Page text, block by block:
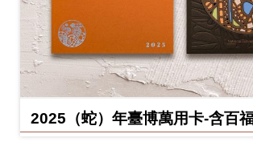
2025（蛇）年臺博萬用卡-含百